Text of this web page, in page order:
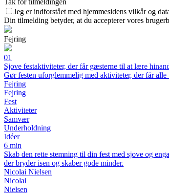
Tak for tilmeldingen
Jeg er indforstået med hjemmesidens vilkår og
Din tilmelding betyder, at du accepterer vores
Fejring
01
Sjove festaktiviteter, der får gæsterne til at lære
Gør festen uforglemmelig med aktiviteter, der får alle
Fejring
Fejring
Fest
Aktiviteter
Samvær
Underholdning
Idéer
6 min
Skab den rette stemning til din fest med sjove og
der bryder isen og skaber gode minder.
Nicolai Nielsen
Nicolai
Nielsen